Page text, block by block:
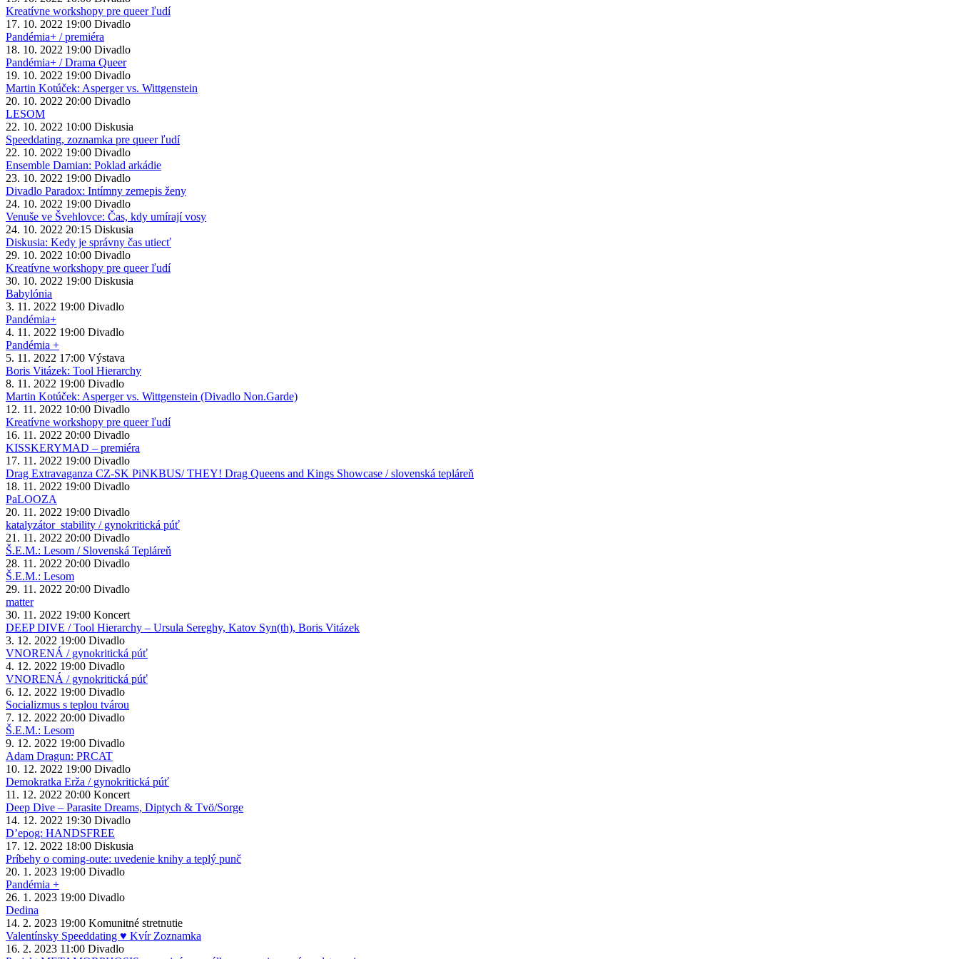
Kreatívne workshopy pre queer ľudí
17. 10. 2022 19:00 Divadlo
Pandémia+ / premiéra
18. 10. 2022 19:00 Divadlo
Pandémia+ / Drama Queer
19. 10. 2022 19:00 Divadlo
Martin Kotúček: Asperger vs. Wittgenstein
20. 10. 2022 20:00 Divadlo
LESOM
22. 10. 2022 10:00 Diskusia
Speeddating, zoznamka pre queer ľudí
22. 10. 2022 19:00 Divadlo
Ensemble Damian: Poklad arkádie
23. 10. 2022 19:00 Divadlo
Divadlo Paradox: Intímny zemepis ženy
24. 10. 2022 19:00 Divadlo
Venuše ve Švehlovce: Čas, kdy umírají vosy
24. 10. 2022 20:15 Diskusia
Diskusia: Kedy je správny čas utiecť
29. 10. 2022 10:00 Divadlo
Kreatívne workshopy pre queer ľudí
30. 10. 2022 19:00 Diskusia
Babylónia
3. 11. 2022 19:00 Divadlo
Pandémia+
4. 11. 2022 19:00 Divadlo
Pandémia +
5. 11. 2022 17:00 Výstava
Boris Vitázek: Tool Hierarchy
8. 11. 2022 19:00 Divadlo
Martin Kotúček: Asperger vs. Wittgenstein (Divadlo Non.Garde)
12. 11. 2022 10:00 Divadlo
Kreatívne workshopy pre queer ľudí
16. 11. 2022 20:00 Divadlo
KISSKERYMAD – premiéra
17. 11. 2022 19:00 Divadlo
Drag Extravaganza CZ-SK PiNKBUS/ THEY! Drag Queens and Kings Showcase / slovenská tepláreň
18. 11. 2022 19:00 Divadlo
PaLOOZA
20. 11. 2022 19:00 Divadlo
katalyzátor_stability / gynokritická púť
21. 11. 2022 20:00 Divadlo
Š.E.M.: Lesom / Slovenská Tepláreň
28. 11. 2022 20:00 Divadlo
Š.E.M.: Lesom
29. 11. 2022 20:00 Divadlo
matter
30. 11. 2022 19:00 Koncert
DEEP DIVE / Tool Hierarchy – Ursula Sereghy, Katov Syn(th), Boris Vitázek
3. 12. 2022 19:00 Divadlo
VNORENÁ / gynokritická púť
4. 12. 2022 19:00 Divadlo
VNORENÁ / gynokritická púť
6. 12. 2022 19:00 Divadlo
Socializmus s teplou tvárou
7. 12. 2022 20:00 Divadlo
Š.E.M.: Lesom
9. 12. 2022 19:00 Divadlo
Adam Dragun: PRCAT
10. 12. 2022 19:00 Divadlo
Demokratka Erža / gynokritická púť
11. 12. 2022 20:00 Koncert
Deep Dive – Parasite Dreams, Diptych & Tvö/Sorge
14. 12. 2022 19:30 Divadlo
D’epog: HANDSFREE
17. 12. 2022 18:00 Diskusia
Príbehy o coming-oute: uvedenie knihy a teplý punč
20. 1. 2023 19:00 Divadlo
Pandémia +
26. 1. 2023 19:00 Divadlo
Dedina
14. 2. 2023 19:00 Komunitné stretnutie
Valentínsky Speeddating ♥ Kvír Zoznamka
16. 2. 2023 11:00 Divadlo